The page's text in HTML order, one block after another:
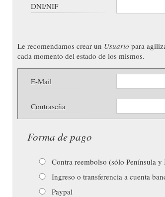
DNI/NIF
Le recomendamos crear un Usuario para
cada momento del estado de los mismos.
E-Mail
Contraseña
Forma de pago
Contra reembolso (sólo Península y
Ingreso o transferencia a cuenta
Paypal